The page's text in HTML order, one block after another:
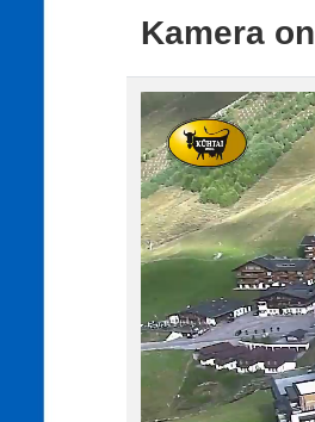
Kamera